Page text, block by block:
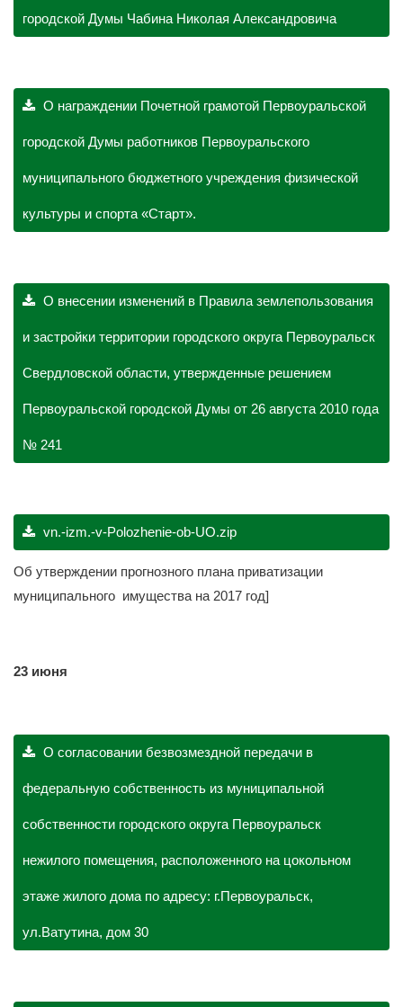
городской Думы Чабина Николая Александровича
О награждении Почетной грамотой Первоуральской
городской Думы работников Первоуральского
муниципального бюджетного учреждения физической
культуры и спорта «Старт».
О внесении изменений в Правила землепользования
и застройки территории городского округа Первоуральск
Свердловской области, утвержденные решением
Первоуральской городской Думы от 26 августа 2010 года
№ 241
vn.-izm.-v-Polozhenie-ob-UO.zip
Об утверждении прогнозного плана приватизации
муниципального имущества на 2017 год]
23 июня
О согласовании безвозмездной передачи в
федеральную собственность из муниципальной
собственности городского округа Первоуральск
нежилого помещения, расположенного на цокольном
этаже жилого дома по адресу: г.Первоуральск,
ул.Ватутина, дом 30